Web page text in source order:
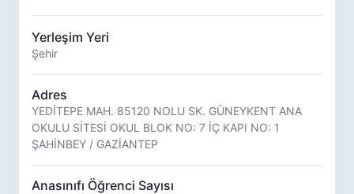
Yerleşim Yeri
Şehir
Adres
YEDİTEPE MAH. 85120 NOLU SK. GÜNEYKENT ANA
OKULU SİTESİ OKUL BLOK NO: 7 İÇ KAPI NO: 1
ŞAHİNBEY / GAZİANTEP
Anasınıfı Öğrenci Sayısı